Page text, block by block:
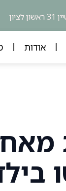
לציון
אודות